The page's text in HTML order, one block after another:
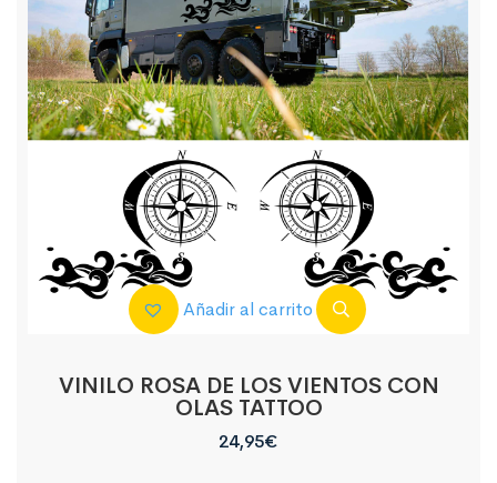
Añadir al carrito
VINILO ROSA DE LOS VIENTOS CON
OLAS TATTOO
24,95€